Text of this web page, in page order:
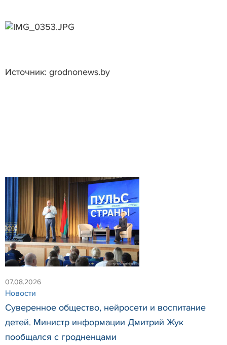
Источник: grodnonews.by
07.08.2026
Новости
Суверенное общество, нейросети и воспитание
детей. Министр информации Дмитрий Жук
пообщался с гродненцами